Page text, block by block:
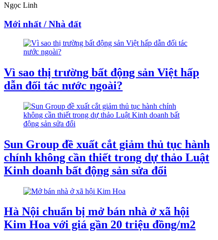
Ngọc Linh
Mới nhất / Nhà đất
Vì sao thị trường bất động sản Việt hấp
dẫn đối tác nước ngoài?
Sun Group đề xuất cắt giảm thủ tục hành
chính không cần thiết trong dự thảo Luật
Kinh doanh bất động sản sửa đổi
Hà Nội chuẩn bị mở bán nhà ở xã hội
Kim Hoa với giá gần 20 triệu đồng/m2